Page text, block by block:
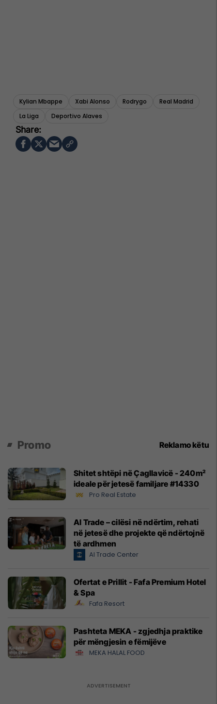
Kylian Mbappe Xabi Alonso Rodrygo
Real Madrid
La Liga
Deportivo Alaves
Promo Reklamo këtu
Shitet shtëpi në Çagllavicë - 240m²
ideale për jetesë familjare #14330
Pro Real Estate
Al Trade – cilësi në ndërtim, rehati
në jetesë dhe projekte që ndërtojnë
të ardhmen
Al Trade Center
Ofertat e Prillit - Fafa Premium Hotel
& Spa
Fafa Resort
Pashteta MEKA - zgjedhja praktike
për mëngjesin e fëmijëve
MEKA HALAL FOOD